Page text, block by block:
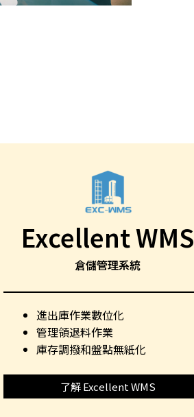
Excellent WMS
倉儲管理系統
進出庫作業數位化
管理領退料作業
庫存調撥和盤點無紙化
了解 Excellent WMS